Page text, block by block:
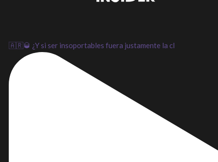
🇦🇷🥃 ¿Y si ser insoportables fuera justamente la cl